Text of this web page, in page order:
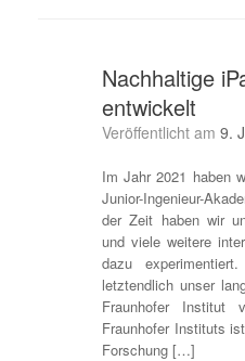
Nachhaltige
entwickelt
Veröffentlicht am 9.
Im Jahr 2021 haben
Junior-Ingenieur-
der Zeit haben wir
und viele weitere
dazu
letztendlich unser
Fraunhofer Institut
Fraunhofer Instituts
Forschung […]